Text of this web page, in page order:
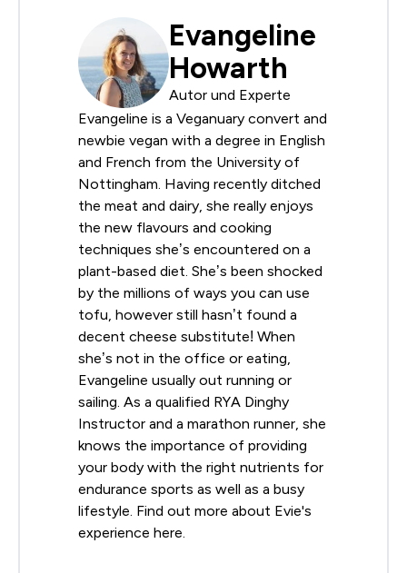
Evangeline
Howarth
Autor und Experte
Evangeline is a Veganuary convert and
newbie vegan with a degree in English
and French from the University of
Nottingham. Having recently ditched
the meat and dairy, she really enjoys
the new flavours and cooking
techniques she’s encountered on a
plant-based diet. She’s been shocked
by the millions of ways you can use
tofu, however still hasn’t found a
decent cheese substitute! When
she’s not in the office or eating,
Evangeline usually out running or
sailing. As a qualified RYA Dinghy
Instructor and a marathon runner, she
knows the importance of providing
your body with the right nutrients for
endurance sports as well as a busy
lifestyle. Find out more about Evie's
experience here.